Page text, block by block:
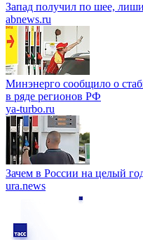
Запад получил по шее,
abnews.ru
Минэнерго сообщило о
в ряде регионов РФ
ya-turbo.ru
Зачем в России на целый
ura.news